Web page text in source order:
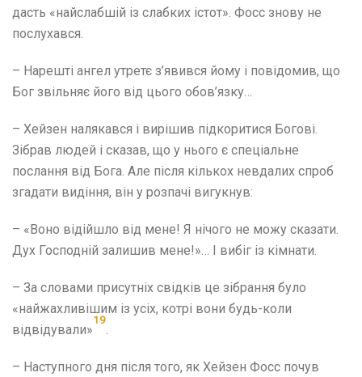
дасть «найслабшій із слабких істот». Фосс знову не
послухався.
– Нарешті ангел утретє з’явився йому і повідомив, що
Бог звільняє його від цього обов’язку…
– Хейзен налякався і вирішив підкоритися Богові.
Зібрав людей і сказав, що у нього є спеціальне
послання від Бога. Але після кількох невдалих спроб
згадати видіння, він у розпачі вигукнув:
– «Воно відійшло від мене! Я нічого не можу сказати.
Дух Господній залишив мене!»… І вибіг із кімнати.
– За словами присутніх свідків це зібрання було
«найжахливішим із усіх, котрі вони будь-коли
відвідували»
19
.
– Наступного дня після того, як Хейзен Фосс почув